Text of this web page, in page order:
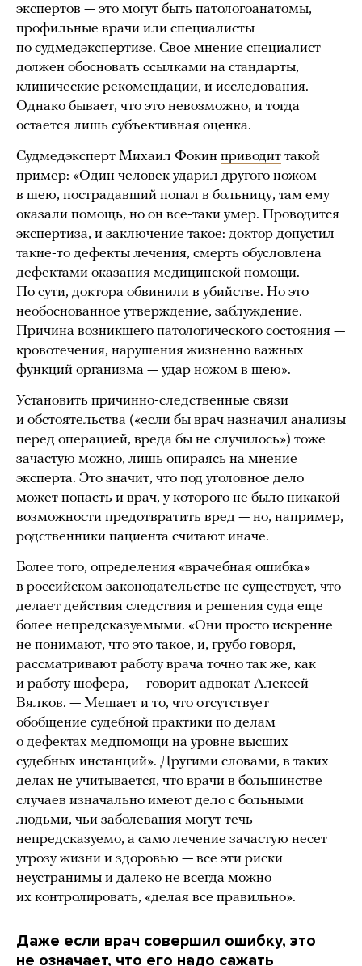
экспертов — это могут быть патологоанатомы,
профильные врачи или специалисты
по судмедэкспертизе. Свое мнение специалист
должен обосновать ссылками на стандарты,
клинические рекомендации, и исследования.
Однако бывает, что это невозможно, и тогда
остается лишь субъективная оценка.
Судмедэксперт Михаил Фокин приводит такой
пример: «Один человек ударил другого ножом
в шею, пострадавший попал в больницу, там ему
оказали помощь, но он все-таки умер. Проводится
экспертиза, и заключение такое: доктор допустил
такие-то дефекты лечения, смерть обусловлена
дефектами оказания медицинской помощи.
По сути, доктора обвинили в убийстве. Но это
необоснованное утверждение, заблуждение.
Причина возникшего патологического состояния —
кровотечения, нарушения жизненно важных
функций организма — удар ножом в шею».
Установить причинно-следственные связи
и обстоятельства («если бы врач назначил анализы
перед операцией, вреда бы не случилось») тоже
зачастую можно, лишь опираясь на мнение
эксперта. Это значит, что под уголовное дело
может попасть и врач, у которого не было никакой
возможности предотвратить вред — но, например,
родственники пациента считают иначе.
Более того, определения «врачебная ошибка»
в российском законодательстве не существует, что
делает действия следствия и решения суда еще
более непредсказуемыми. «Они просто искренне
не понимают, что это такое, и, грубо говоря,
рассматривают работу врача точно так же, как
и работу шофера, — говорит адвокат Алексей
Вялков. — Мешает и то, что отсутствует
обобщение судебной практики по делам
о дефектах медпомощи на уровне высших
судебных инстанций». Другими словами, в таких
делах не учитывается, что врачи в большинстве
случаев изначально имеют дело с больными
людьми, чьи заболевания могут течь
непредсказуемо, а само лечение зачастую несет
угрозу жизни и здоровью — все эти риски
неустранимы и далеко не всегда можно
их контролировать, «делая все правильно».
Даже если врач совершил ошибку, это
не означает, что его надо сажать